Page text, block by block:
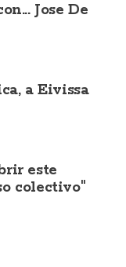
Jose De
a Eivissa
este
colectivo"